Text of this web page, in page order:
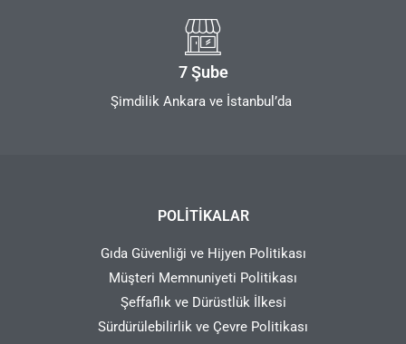
7 Şube
Şimdilik Ankara ve İstanbul’da
POLITIKALAR
Gıda Güvenliği ve Hijyen Politikası
Müşteri Memnuniyeti Politikası
Şeffaflık ve Dürüstlük İlkesi
Sürdürülebilirlik ve Çevre Politikası